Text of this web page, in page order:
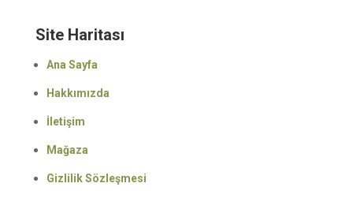
Site Haritası
Ana Sayfa
Hakkımızda
İletişim
Mağaza
Gizlilik Sözleşmesi